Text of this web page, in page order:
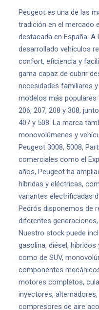
Peugeot es una de las
tradición en el mercado
destacada en España.
desarrollado vehículos
confort, eficiencia y
gama capaz de cubrir
necesidades familiares
modelos más populares
206, 207, 208 y 308,
407 y 508. La marca
monovolúmenes y
Peugeot 3008, 5008,
comerciales como el
años, Peugeot ha
híbridas y eléctricas,
variantes electrificadas
Pedrós disponemos de
diferentes
Nuestro stock puede
gasolina, diésel,
como de SUV,
componentes
motores completos,
inyectores,
compresores de aire